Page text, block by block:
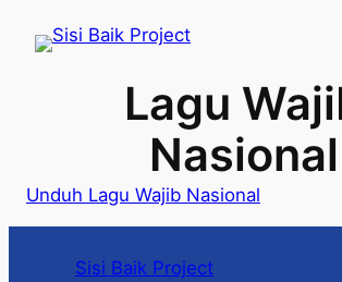
Lagu
Nasional
Unduh Lagu Wajib Nasional
Sisi Baik Project